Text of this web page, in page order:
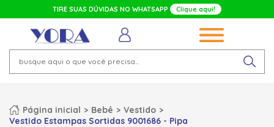
TIRE SUAS DÚVIDAS NO WHATSAPP Clique aqui!
Página inicial Bebê
Vestido
Vestido Estampas Sortidas 9001686 - Pipa